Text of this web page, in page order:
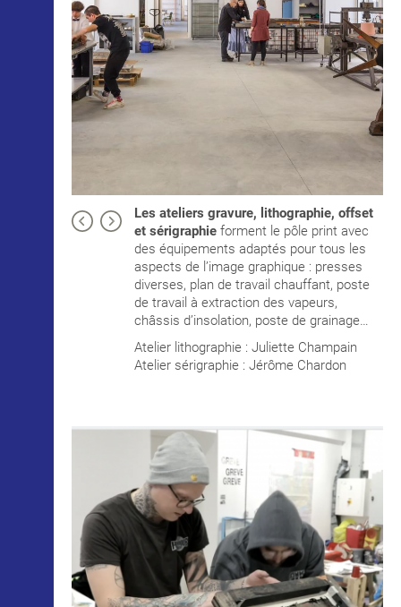
Les ateliers gravure, lithographie, offset
et sérigraphie forment le pôle print avec
des équipements adaptés pour tous les
aspects de l’image graphique : presses
diverses, plan de travail chauffant, poste
de travail à extraction des vapeurs,
châssis d’insolation, poste de grainage…
Atelier lithographie : Juliette Champain
Atelier sérigraphie : Jérôme Chardon